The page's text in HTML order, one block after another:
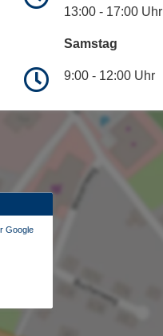
13:00 - 17:00 Uhr
Samstag
9:00 - 12:00 Uhr
Google